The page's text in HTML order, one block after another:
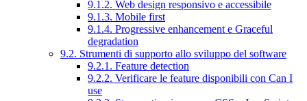
9.1.2. Web design responsivo e accessibile
9.1.3. Mobile first
9.1.4. Progressive enhancement e Graceful
degradation
9.2. Strumenti di supporto allo sviluppo del software
9.2.1. Feature detection
9.2.2. Verificare le feature disponibili con Can I
use